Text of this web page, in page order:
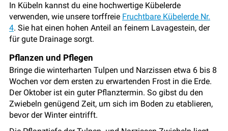
In Kübeln kannst du eine hochwertige Kübelerde
verwenden, wie unsere torffreie Fruchtbare Kübelerde Nr.
4. Sie hat einen hohen Anteil an feinem Lavagestein, der
für gute Drainage sorgt.
Pflanzen und Pflegen
Bringe die winterharten Tulpen und Narzissen etwa 6 bis 8
Wochen vor dem ersten zu erwartenden Frost in die Erde.
Der Oktober ist ein guter Pflanztermin. So gibst du den
Zwiebeln genügend Zeit, um sich im Boden zu etablieren,
bevor der Winter eintrifft.